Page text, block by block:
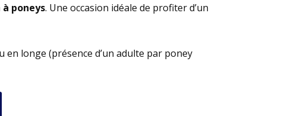
poneys. Une occasion idéale de profiter d’un
longe (présence d’un adulte par poney